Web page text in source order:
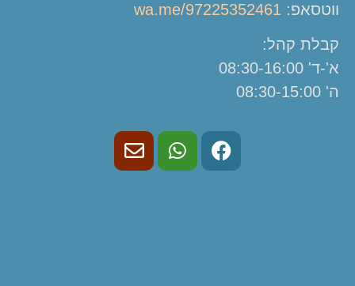
ווטסאפ: wa.me/97225352461
קבלת קהל:
א'-ד' 08:30-16:00
ה' 08:30-15:00